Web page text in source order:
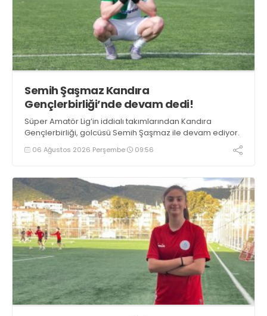
Semih Şaşmaz Kandıra
Gençlerbirliği’nde devam dedi!
Süper Amatör Lig’in iddialı takımlarından Kandıra
Gençlerbirliği, golcüsü Semih Şaşmaz ile devam ediyor.
06 Ağustos 2026 Perşembe 09:56